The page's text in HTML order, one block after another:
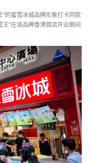
的蜜雪冰城品牌形象打卡同款
王”在该品牌香港首店开业期间